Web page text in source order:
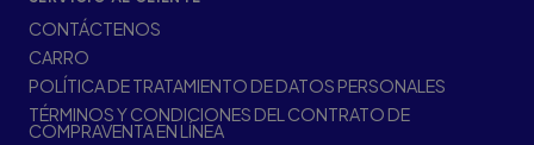
CONTÁCTENOS
CARRO
POLÍTICA DE TRATAMIENTO DE DATOS PERSONALES
TÉRMINOS Y CONDICIONES DEL CONTRATO DE
COMPRAVENTA EN LÍNEA